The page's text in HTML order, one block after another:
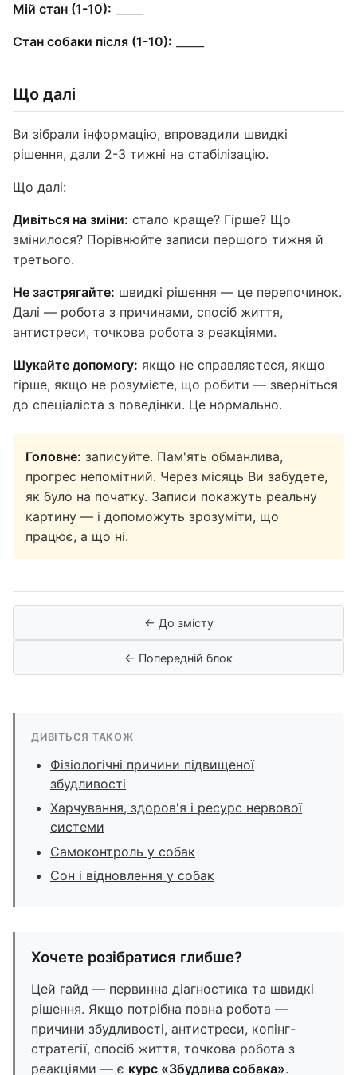
Мій стан (1-10):
Стан собаки після (1-10):
Що далі
Ви зібрали інформацію, впровадили швидкі
рішення, дали 2-3 тижні на стабілізацію.
Що далі:
Дивіться на зміни: стало краще? Гірше? Що
змінилося? Порівнюйте записи першого тижня й
третього.
Не застрягайте: швидкі рішення — це перепочинок.
Далі — робота з причинами, спосіб життя,
антистреси, точкова робота з реакціями.
Шукайте допомогу: якщо не справляєтеся, якщо
гірше, якщо не розумієте, що робити — зверніться
до спеціаліста з поведінки. Це нормально.
Головне: записуйте. Пам'ять обманлива,
прогрес непомітний. Через місяць Ви забудете,
як було на початку. Записи покажуть реальну
картину — і допоможуть зрозуміти, що
працює, а що ні.
← До змісту
← Попередній блок
ДИВІТЬСЯ ТАКОЖ
Фізіологічні причини підвищеної
збудливості
Харчування, здоров'я і ресурс нервової
системи
Самоконтроль у собак
Сон і відновлення у собак
Хочете розібратися глибше?
Цей гайд — первинна діагностика та швидкі
рішення. Якщо потрібна повна робота —
причини збудливості, антистреси, копінг-
стратегії, спосіб життя, точкова робота з
реакціями — є курс «Збудлива собака».